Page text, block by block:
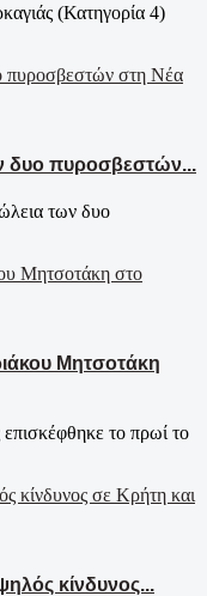
(Κατηγορία 4)
δυο πυροσβεστών...
των δυο
Μητσοτάκη
το πρωί το
κίνδυνος...